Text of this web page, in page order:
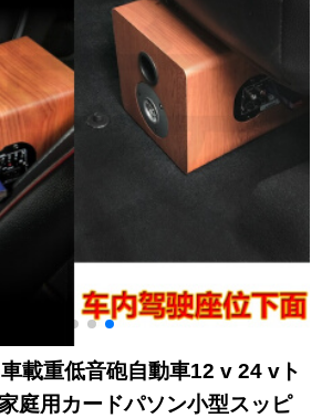
載重低音砲自動車12 v 24 vト
庭用カードパソン小型スッピ